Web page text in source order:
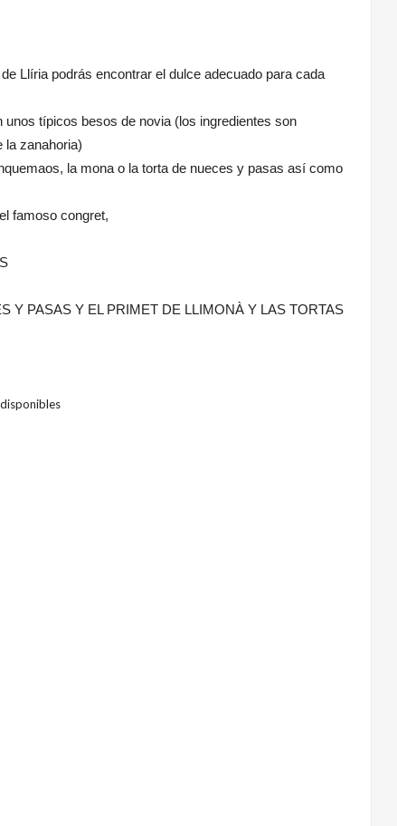
Llíria podrás encontrar el dulce adecuado para cada
típicos besos de novia (los ingredientes son
la zanahoria)
la mona o la torta de nueces y pasas así como
famoso congret,
Y PASAS Y EL PRIMET DE LLIMONÀ Y LAS TORTAS